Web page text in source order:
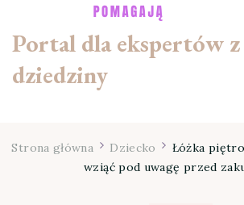
Portal dla ekspertów z
dziedziny
Strona główna Dziecko
Łóżka
wziąć pod uwagę przed